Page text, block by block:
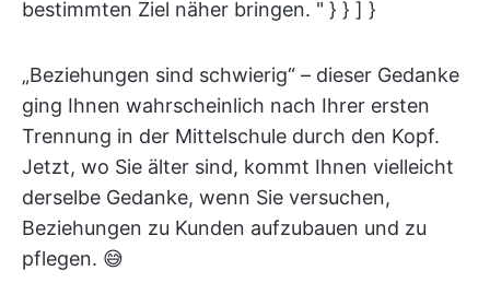
bestimmten Ziel näher bringen. " } } ] }
„Beziehungen sind schwierig“ – dieser Gedanke
ging Ihnen wahrscheinlich nach Ihrer ersten
Trennung in der Mittelschule durch den Kopf.
Jetzt, wo Sie älter sind, kommt Ihnen vielleicht
derselbe Gedanke, wenn Sie versuchen,
Beziehungen zu Kunden aufzubauen und zu
pflegen. 😅